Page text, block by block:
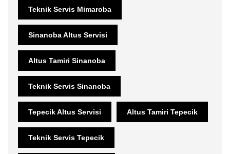
Teknik Servis Mimaroba
Sinanoba Altus Servisi
Altus Tamiri Sinanoba
Teknik Servis Sinanoba
Tepecik Altus Servisi Altus Tamiri Tepecik
Teknik Servis Tepecik